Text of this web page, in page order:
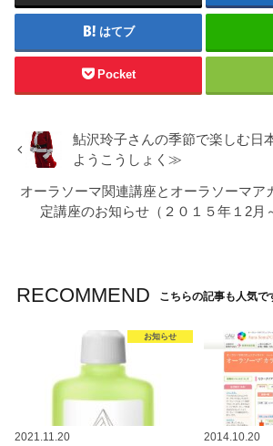
はてブ
Pocket
鮎沢玲子さんの季節で楽しむ日
ようこうしょく≫
オーラソーマ関連講座とオーラソーマア
定講座のお知らせ（２０１５年１2月
RECOMMEND こちらの記事も人気で
お知らせ
2021.11.20
2014.10.20